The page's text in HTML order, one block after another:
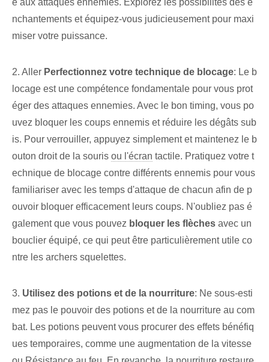
e⁢ aux attaques ennemies.⁢ Explorez les possibilités des e
nchantements et équipez-vous judicieusement pour maxi
miser votre puissance.
2. Aller Perfectionnez votre technique de blocage: Le b
locage est une compétence fondamentale pour⁢ vous prot
éger des attaques ennemies. Avec le bon timing, vous po
uvez bloquer les coups ennemis et réduire les dégâts sub
is. Pour verrouiller, appuyez simplement et maintenez le b
outon droit de la souris‌ ou l'écran tactile. Pratiquez votre t
echnique de blocage contre différents ennemis pour vous
familiariser avec les temps d'attaque de chacun afin de p
ouvoir bloquer efficacement leurs coups. N'oubliez pas é
galement que vous pouvez bloquer les flèches avec un
bouclier équipé, ce qui peut être particulièrement utile co
ntre les archers squelettes.
3. Utilisez des potions‌ et de la nourriture: Ne sous-esti
mez pas le pouvoir des potions et de la nourriture au com
bat. Les potions peuvent vous procurer des effets bénéfiq
ues temporaires, comme une augmentation de la vitesse